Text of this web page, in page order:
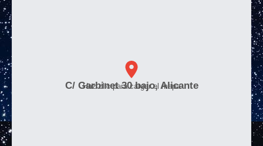
C/ Garbinet 30 bajo, Alicante
Haz clic para cargar el mapa